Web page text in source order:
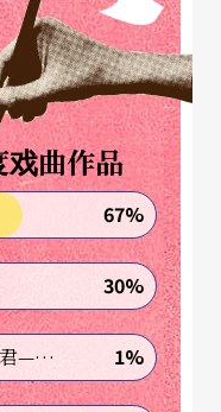
经建立好的理论基
完整。在《尊重表
逻辑将表演的工作
：演员本身的技巧
训练（The Object
的理性分析（The P
类“The Object Ex
演技过于强调处理
员的工作目标从角
所处的空间和时
曲作品
67%
30%
《转生到异世界成为嘉庆君—发现我的祖先是诈骗集团!?》 1%